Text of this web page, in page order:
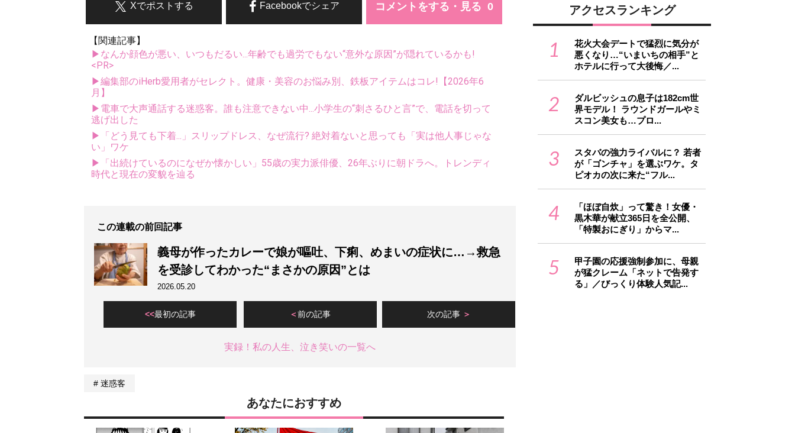
コメントをする・見る
Facebookでシェア
Xでポストする
【関連記事】
▶なんか顔色が悪い、いつもだるい...年齢でも過労でもない“意外な原因”が隠れているかも!
<PR>
▶編集部のiHerb愛用者がセレクト。健康・美容のお悩み別、鉄板アイテムはコレ!【2026年6
月】
▶電車で大声通話する迷惑客。誰も注意できない中...小学生の“刺さるひと言”で、電話を切って
逃げ出した
▶「どう見ても下着...」スリップドレス、なぜ流行? 絶対着ないと思っても「実は他人事じゃな
い」ワケ
▶「出続けているのになぜか懐かしい」55歳の実力派俳優、26年ぶりに朝ドラへ。トレンディ
時代と現在の変貌を辿る
この連載の前回記事
義母が作ったカレーで娘が嘔吐、下痢、めまいの症状に…→救急
を受診してわかった“まさかの原因”とは
2026.05.20
最初の記事 前の記事 次の記事
実録！私の人生、泣き笑いの一覧へ
迷惑客
あなたにおすすめ
アクセスランキング
1
花火大会デートで猛烈に気分が
悪くなり…“いまいちの相手”と
ホテルに行って大後悔／...
2
ダルビッシュの息子は182cm世
界モデル！ ラウンドガールやミ
スコン美女も…プロ...
3
スタバの強力ライバルに？ 若者
が「ゴンチャ」を選ぶワケ。タ
ピオカの次に来た“フル...
4
「ほぼ自炊」って驚き！女優・
黒木華が献立365日を全公開、
「特製おにぎり」からマ...
5
甲子園の応援強制参加に、母親
が猛クレーム「ネットで告発す
る」／びっくり体験人気記...